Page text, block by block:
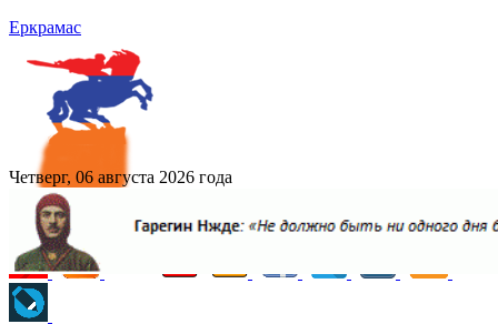
Еркрамас
Четверг, 06 августа 2026 года